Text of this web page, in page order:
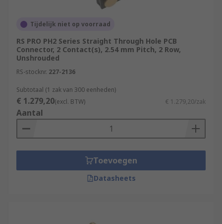
Tijdelijk niet op voorraad
RS PRO PH2 Series Straight Through Hole PCB
Connector, 2 Contact(s), 2.54 mm Pitch, 2 Row,
Unshrouded
RS-stocknr. 227-2136
Subtotaal (1 zak van 300 eenheden)
€ 1.279,20(excl. BTW) € 1.279,20/zak
Aantal
Toevoegen
Datasheets